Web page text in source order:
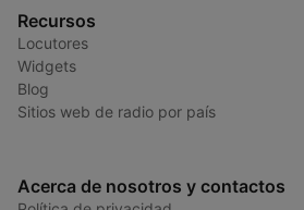
Recursos
Locutores
Widgets
Blog
Sitios web de radio por país
Acerca de nosotros y contactos